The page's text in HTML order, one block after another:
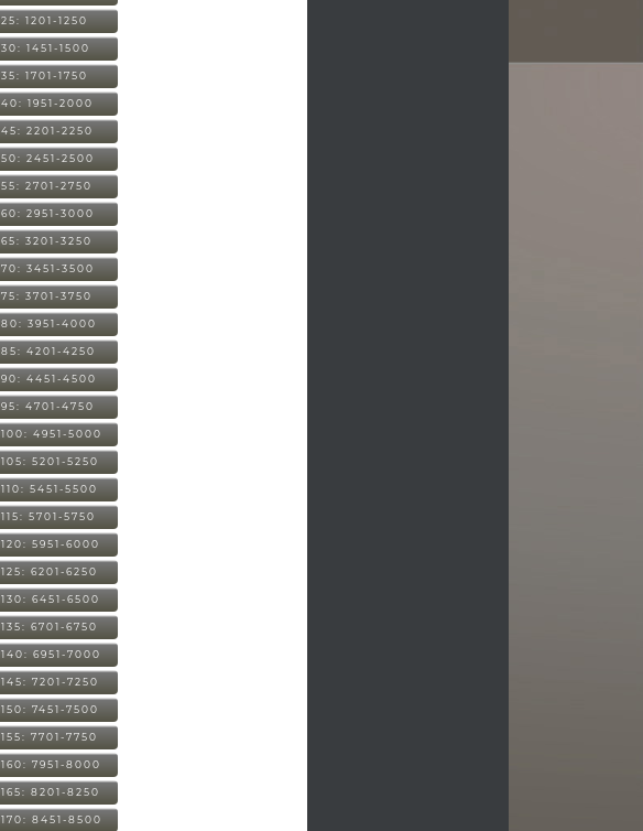
25: 1201-1250
30: 1451-1500
35: 1701-1750
40: 1951-2000
45: 2201-2250
50: 2451-2500
55: 2701-2750
60: 2951-3000
65: 3201-3250
70: 3451-3500
75: 3701-3750
80: 3951-4000
85: 4201-4250
90: 4451-4500
95: 4701-4750
100: 4951-5000
105: 5201-5250
110: 5451-5500
115: 5701-5750
120: 5951-6000
125: 6201-6250
130: 6451-6500
135: 6701-6750
140: 6951-7000
145: 7201-7250
150: 7451-7500
155: 7701-7750
160: 7951-8000
165: 8201-8250
170: 8451-8500